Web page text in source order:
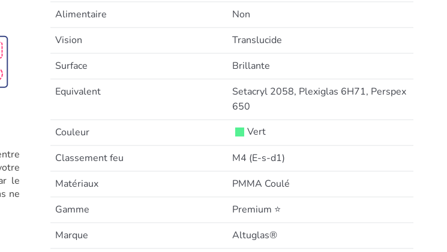
le
ne
Alimentaire
Non
Vision
Translucide
Surface
Brillante
Equivalent
Setacryl 2058, Plexiglas 6H71, Perspex
650
Couleur
Vert
Classement feu
M4 (E-s-d1)
Matériaux
PMMA Coulé
Gamme
Premium ⭐
Marque
Altuglas®